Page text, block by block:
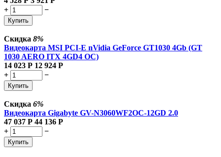
+
−
Купить
Скидка 8%
Видеокарта MSI PCI-E nVidia GeForce GT1030 4Gb (GT
1030 AERO ITX 4GD4 OC)
14 023 Р 12 924 Р
+
−
Купить
Скидка 6%
Видеокарта Gigabyte GV-N3060WF2OC-12GD 2.0
47 037 Р 44 136 Р
+
−
Купить